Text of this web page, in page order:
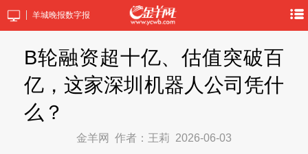
羊城晚报数字报
B轮融资超十亿、估值突破百
亿，这家深圳机器人公司凭什
么？
金羊网 作者：王莉 2026-06-03